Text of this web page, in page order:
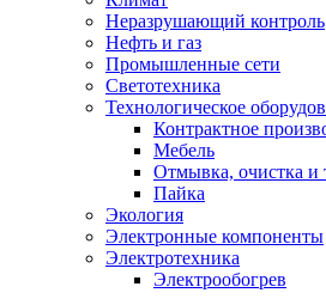
Неразрушающий контроль
Нефть и газ
Промышленные сети
Светотехника
Технологическое
Контрактное
Мебель
Отмывка, очистка и
Пайка
Экология
Электронные компоненты
Электротехника
Электрообогрев